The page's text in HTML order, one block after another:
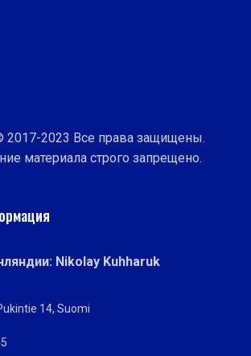
2017-2023 Все права защищены.
материала строго запрещено.
Nikolay Kuhharuk
14, Suomi